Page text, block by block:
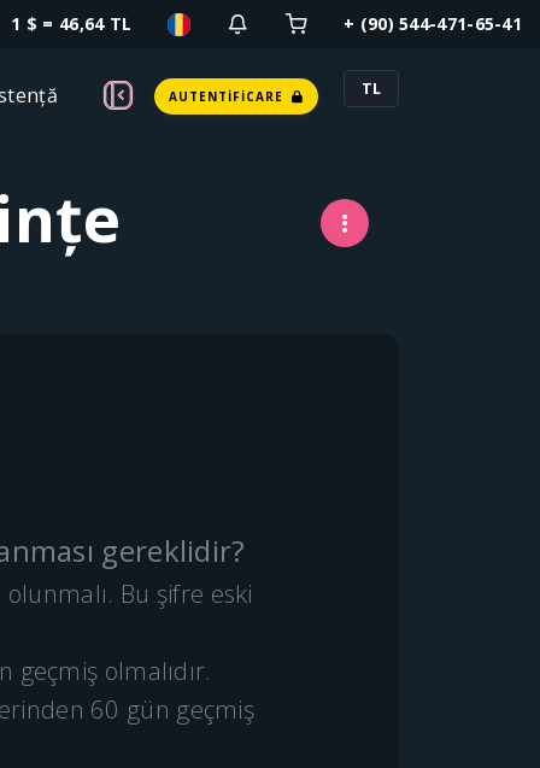
1 $ = 46,64 TL + (90) 544-471-65-41
AUTENTIFICARE TL
gereklidir?
Bu şifre eski
geçmiş olmalıdır.
60 gün geçmiş